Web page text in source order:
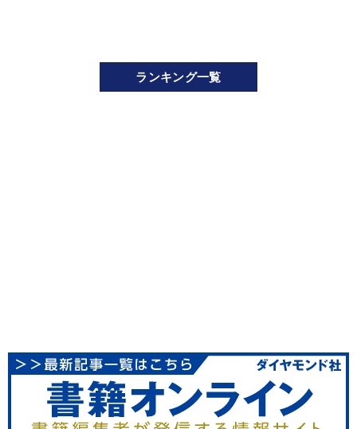
ランキング一覧